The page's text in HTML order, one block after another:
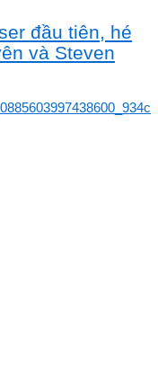
đầu tiên, hé
và Steven